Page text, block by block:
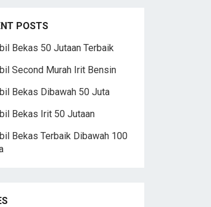
POSTS
Bekas 50 Jutaan Terbaik
Second Murah Irit Bensin
Bekas Dibawah 50 Juta
Bekas Irit 50 Jutaan
Bekas Terbaik Dibawah 100